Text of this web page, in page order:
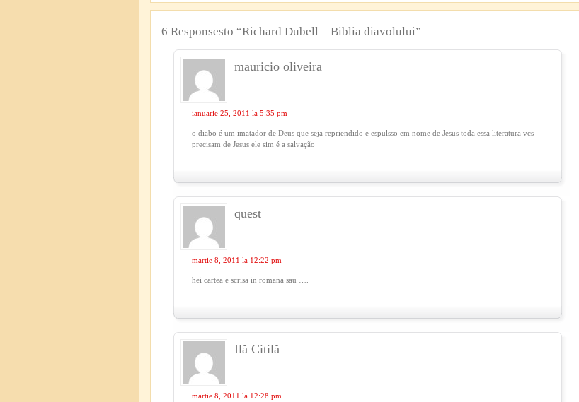
6 Responsesto “Richard Dubell – Biblia diavolului”
mauricio oliveira
ianuarie 25, 2011 la 5:35 pm
o diabo é um imatador de Deus que seja repriendido e espulsso em nome de Jesus toda essa literatura vcs
precisam de Jesus ele sim é a salvação
quest
martie 8, 2011 la 12:22 pm
hei cartea e scrisa in romana sau ….
Ilă Citilă
martie 8, 2011 la 12:28 pm